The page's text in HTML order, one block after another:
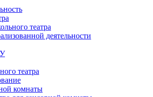
театра
деятельности
театра
комнаты